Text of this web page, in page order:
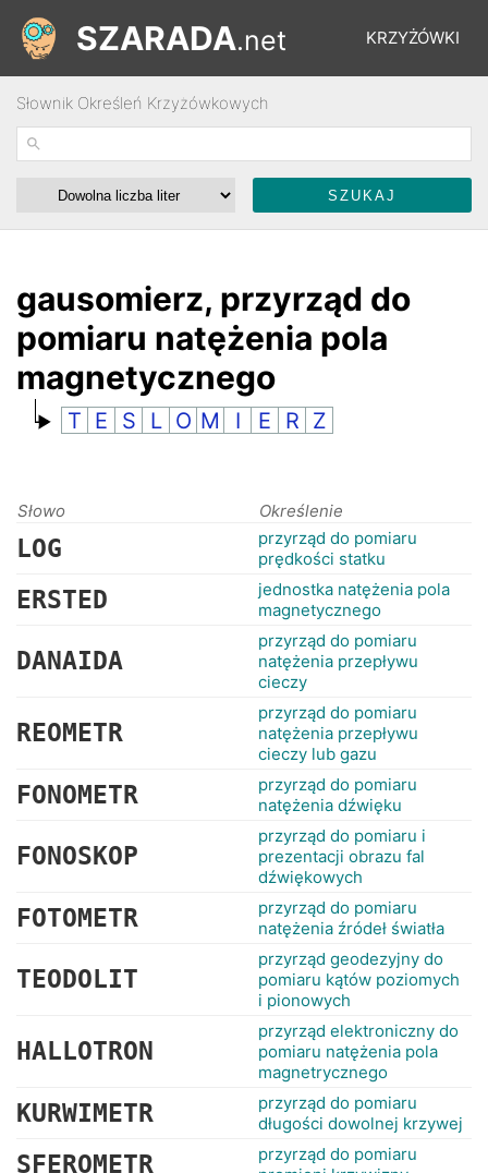
KRZYŻÓWKI
ŁAMIGŁÓWKI
SŁOWNIK
SZARADA.net
Słownik Określeń Krzyżówkowych
gausomierz, przyrząd do
pomiaru natężenia pola
magnetycznego
T E S L O M I E R Z
Słowo Określenie
LOG
przyrząd do pomiaru
prędkości statku
ERSTED
jednostka natężenia pola
magnetycznego
DANAIDA
przyrząd do pomiaru
natężenia przepływu
cieczy
REOMETR
przyrząd do pomiaru
natężenia przepływu
cieczy lub gazu
FONOMETR
przyrząd do pomiaru
natężenia dźwięku
FONOSKOP
przyrząd do pomiaru i
prezentacji obrazu fal
dźwiękowych
FOTOMETR
przyrząd do pomiaru
natężenia źródeł światła
TEODOLIT
przyrząd geodezyjny do
pomiaru kątów poziomych
i pionowych
HALLOTRON
przyrząd elektroniczny do
pomiaru natężenia pola
magnetrycznego
KURWIMETR
przyrząd do pomiaru
długości dowolnej krzywej
SFEROMETR
przyrząd do pomiaru